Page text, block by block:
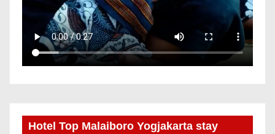
Hotel Top Malaiboro Yogjakarta stay